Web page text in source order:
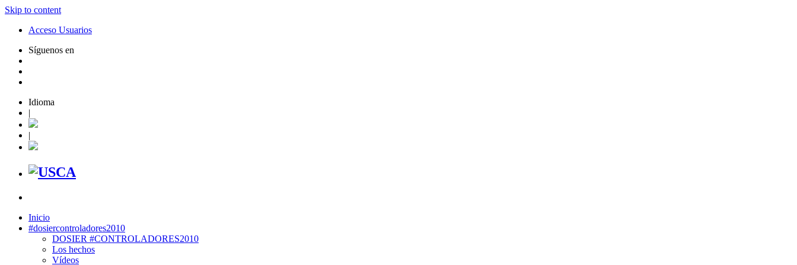
Skip to content
Acceso Usuarios
Síguenos en
Idioma
|
|
Inicio
#dosiercontroladores2010
DOSIER #CONTROLADORES2010
Los hechos
Vídeos